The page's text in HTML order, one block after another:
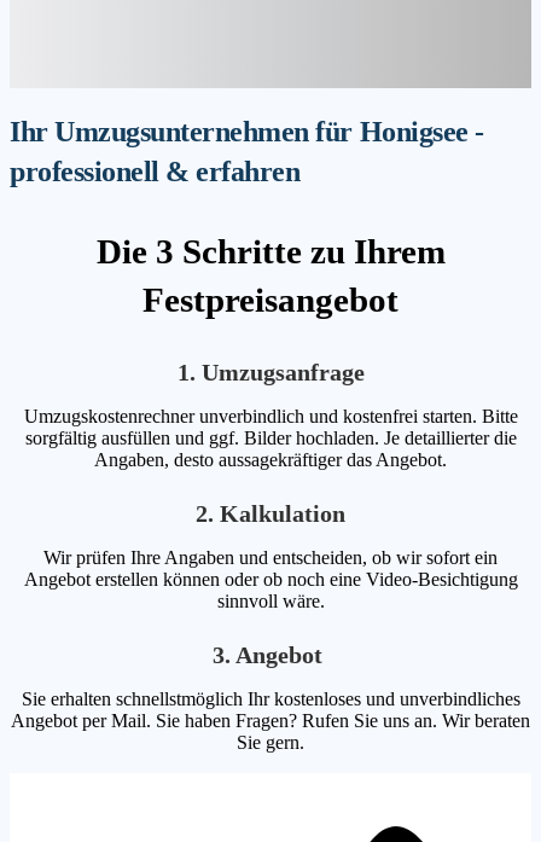
Ihr Umzugsunternehmen für Honigsee -
professionell & erfahren
Die 3 Schritte zu Ihrem
Festpreisangebot
1. Umzugsanfrage
Umzugskostenrechner unverbindlich und kostenfrei starten. Bitte
sorgfältig ausfüllen und ggf. Bilder hochladen. Je detaillierter die
Angaben, desto aussagekräftiger das Angebot.
2. Kalkulation
Wir prüfen Ihre Angaben und entscheiden, ob wir sofort ein
Angebot erstellen können oder ob noch eine Video-Besichtigung
sinnvoll wäre.
3. Angebot
Sie erhalten schnellstmöglich Ihr kostenloses und unverbindliches
Angebot per Mail. Sie haben Fragen? Rufen Sie uns an. Wir beraten
Sie gern.